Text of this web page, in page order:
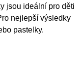
jsou ideální pro děti
nejlepší výsledky
pastelky.